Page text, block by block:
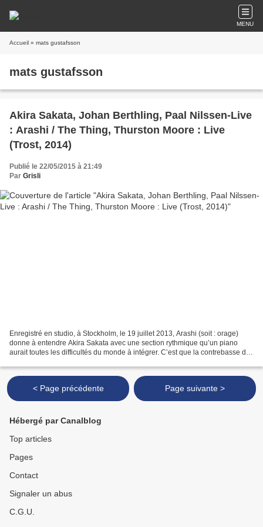
MENU
Accueil » mats gustafsson
mats gustafsson
Akira Sakata, Johan Berthling, Paal Nilssen-Live
: Arashi / The Thing, Thurston Moore : Live
(Trost, 2014)
Publié le 22/05/2015 à 21:49
Par Grisli
Enregistré en studio, à Stockholm, le 19 juillet 2013, Arashi (soit : orage)
donne à entendre Akira Sakata avec une section rythmique qu’un piano
aurait toutes les difficultés du monde à intégrer. C’est que la contrebasse de
< Page précédente Page suivante >
Hébergé par Canalblog
Top articles
Pages
Contact
Signaler un abus
C.G.U.